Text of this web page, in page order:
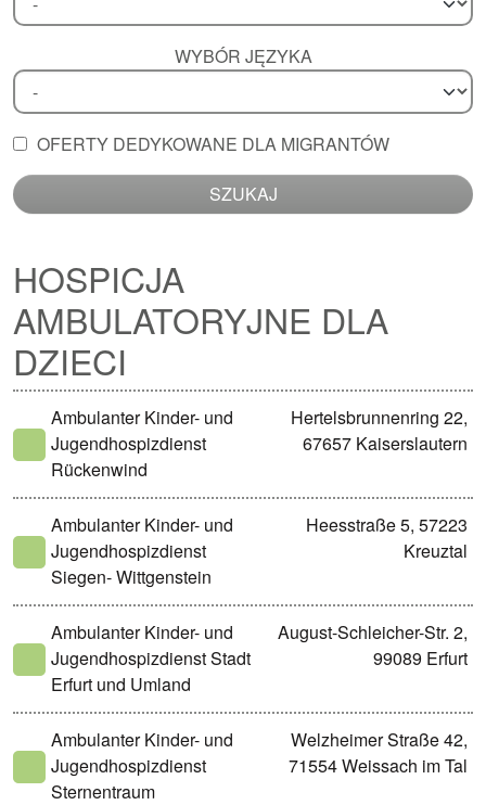
WYBÓR JĘZYKA
OFERTY DEDYKOWANE DLA MIGRANTÓW
SZUKAJ
HOSPICJA
AMBULATORYJNE DLA
DZIECI
Ambulanter Kinder- und
Jugendhospizdienst
Rückenwind
Hertelsbrunnenring 22,
67657 Kaiserslautern
Ambulanter Kinder- und
Jugendhospizdienst
Siegen- Wittgenstein
Heesstraße 5, 57223
Kreuztal
Ambulanter Kinder- und
Jugendhospizdienst Stadt
Erfurt und Umland
August-Schleicher-Str. 2,
99089 Erfurt
Ambulanter Kinder- und
Jugendhospizdienst
Sternentraum
Welzheimer Straße 42,
71554 Weissach im Tal